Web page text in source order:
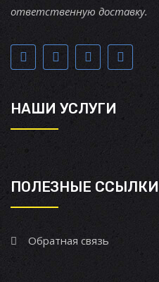
ответственную доставку.
НАШИ УСЛУГИ
ПОЛЕЗНЫЕ ССЫЛКИ
Обратная связь